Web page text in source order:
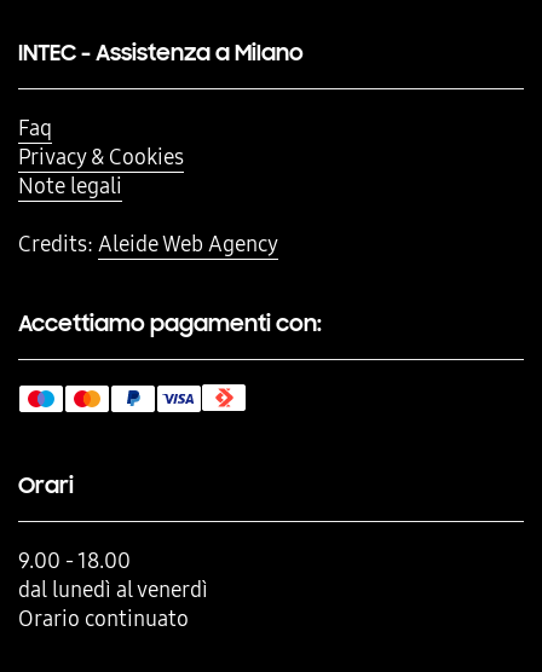
INTEC - Assistenza a Milano
Faq
Privacy & Cookies
Note legali
Credits: Aleide Web Agency
Accettiamo pagamenti con:
Orari
9.00 - 18.00
dal lunedì al venerdì
Orario continuato